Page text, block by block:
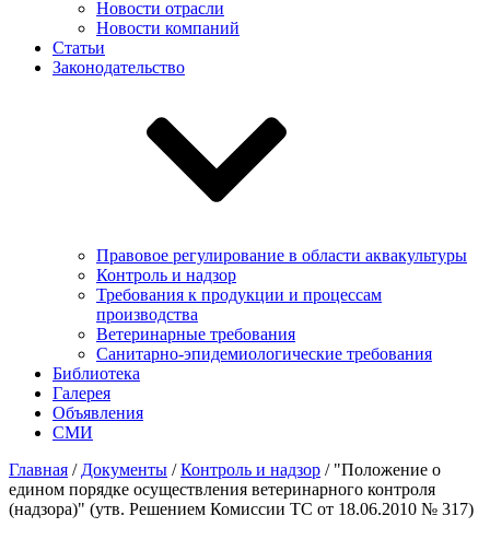
Новости отрасли
Новости компаний
Статьи
Законодательство
Правовое регулирование в области аквакультуры
Контроль и надзор
Требования к продукции и процессам
производства
Ветеринарные требования
Санитарно-эпидемиологические требования
Библиотека
Галерея
Объявления
СМИ
Главная / Документы /Контроль и надзор / "Положение о
едином порядке осуществления ветеринарного контроля
(надзора)" (утв. Решением Комиссии ТС от 18.06.2010 № 317)